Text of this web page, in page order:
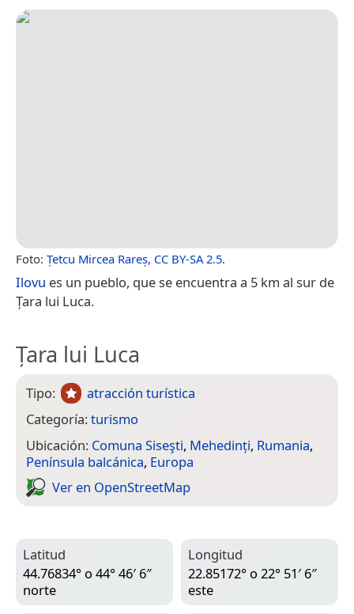
Foto: Țetcu Mircea Rareș, CC BY-SA 2.5.
Ilovu es un pueblo, que se encuentra a 5 km al sur de
Țara lui Luca.
Țara lui Luca
Tipo:
atracción turística
Categoría:turismo
Ubicación: Comuna Siseşti, Mehedinți, Rumania,
Península balcánica, Europa
Ver en Open­Street­Map
Latitud
44.76834° o 44° 46′ 6″
norte
Longitud
22.85172° o 22° 51′ 6″
este